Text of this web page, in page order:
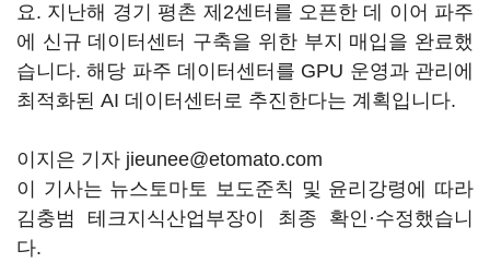
요. 지난해 경기 평촌 제2센터를 오픈한 데 이어 파주
에 신규 데이터센터 구축을 위한 부지 매입을 완료했
습니다. 해당 파주 데이터센터를 GPU 운영과 관리에
최적화된 AI 데이터센터로 추진한다는 계획입니다.
이지은 기자 jieunee@etomato.com
이 기사는 뉴스토마토 보도준칙 및 윤리강령에 따라
김충범 테크지식산업부장이 최종 확인·수정했습니
다.